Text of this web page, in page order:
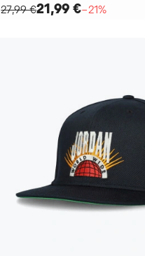
27,99 €21,99 €−21%